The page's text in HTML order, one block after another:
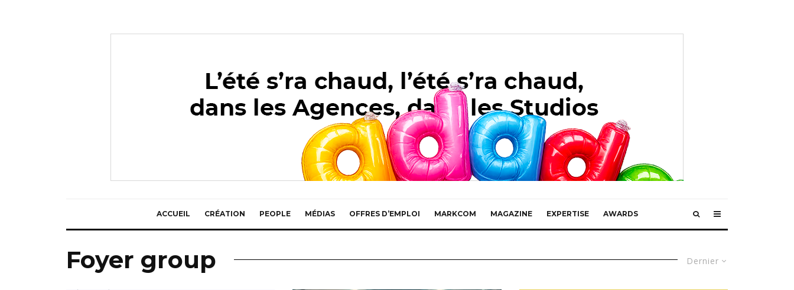
ACCUEIL CRÉATION PEOPLE MÉDIAS OFFRES D’EMPLOI MARKCOM MAGAZINE EXPERTISE AWARDS
Dernier
Foyer group